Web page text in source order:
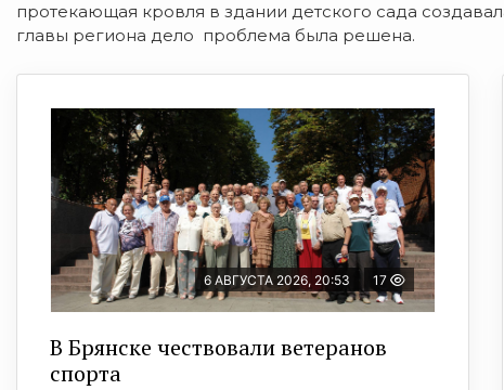
протекающая кровля в здании детского сада
главы региона дело проблема была решена.
6 АВГУСТА 2026, 20:53 17
В Брянске чествовали ветеранов
спорта